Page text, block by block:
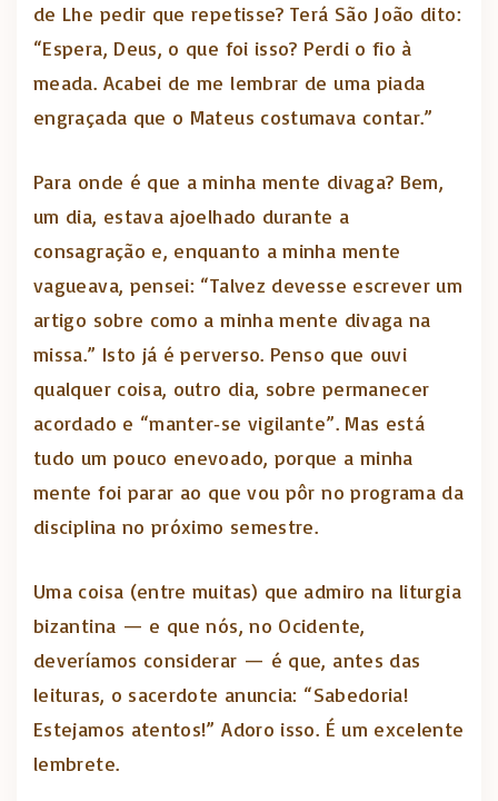
de Lhe pedir que repetisse? Terá São João dito:
“Espera, Deus, o que foi isso? Perdi o fio à
meada. Acabei de me lembrar de uma piada
engraçada que o Mateus costumava contar.”
Para onde é que a minha mente divaga? Bem,
um dia, estava ajoelhado durante a
consagração e, enquanto a minha mente
vagueava, pensei: “Talvez devesse escrever um
artigo sobre como a minha mente divaga na
missa.” Isto já é perverso. Penso que ouvi
qualquer coisa, outro dia, sobre permanecer
acordado e “manter‑se vigilante”. Mas está
tudo um pouco enevoado, porque a minha
mente foi parar ao que vou pôr no programa da
disciplina no próximo semestre.
Uma coisa (entre muitas) que admiro na liturgia
bizantina — e que nós, no Ocidente,
deveríamos considerar — é que, antes das
leituras, o sacerdote anuncia: “Sabedoria!
Estejamos atentos!” Adoro isso. É um excelente
lembrete.